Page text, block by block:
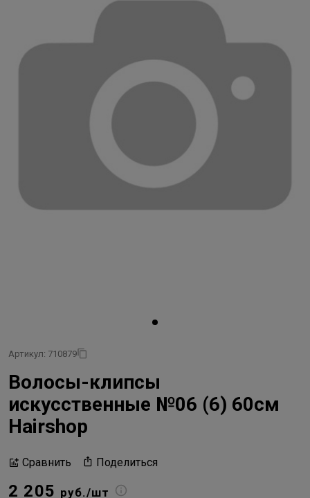
Артикул: 710879
Волосы-клипсы
искусственные №06 (6) 60см
Hairshop
Сравнить Поделиться
2 205 руб./шт